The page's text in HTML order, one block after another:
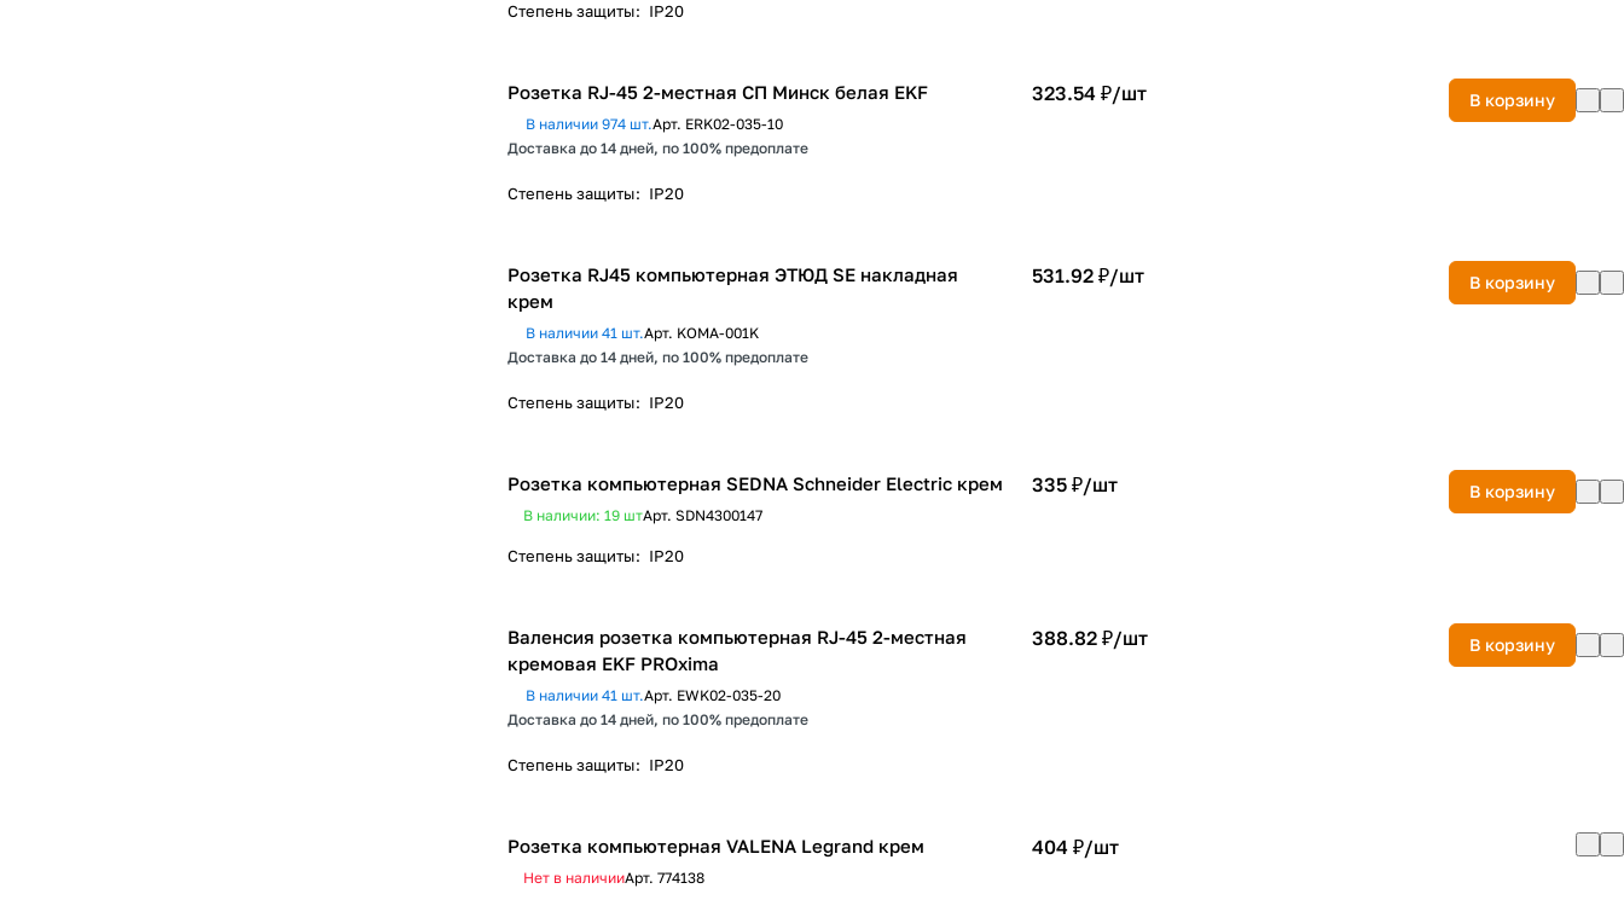
Степень защиты: IP20
Розетка RJ-45 2-местная СП Минск белая EKF
В наличии 974 шт.Арт. ERK02-035-10
Доставка до 14 дней, по 100% предоплате
323.54 ₽/шт В корзину
Степень защиты: IP20
Розетка RJ45 компьютерная ЭТЮД SE накладная
крем
В наличии 41 шт.Арт. KOMA-001K
Доставка до 14 дней, по 100% предоплате
531.92 ₽/шт В корзину
Степень защиты: IP20
Розетка компьютерная SEDNA Schneider Electric крем
В наличии: 19 штАрт. SDN4300147
335 ₽/шт В корзину
Степень защиты: IP20
Валенсия розетка компьютерная RJ-45 2-местная
кремовая EKF PROxima
В наличии 41 шт.Арт. EWK02-035-20
Доставка до 14 дней, по 100% предоплате
388.82 ₽/шт В корзину
Степень защиты: IP20
Розетка компьютерная VALENA Legrand крем
Нет в наличииАрт. 774138
404 ₽/шт